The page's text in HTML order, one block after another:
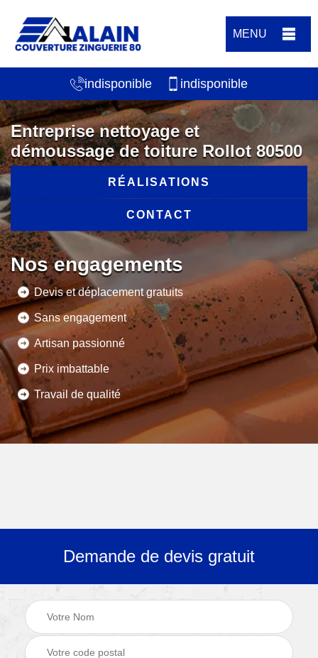
MENU
indisponible indisponible
Entreprise nettoyage et
démoussage de toiture Rollot 80500
RÉALISATIONS
CONTACT
Nos engagements
Devis et déplacement gratuits
Sans engagement
Artisan passionné
Prix imbattable
Travail de qualité
Demande de devis gratuit